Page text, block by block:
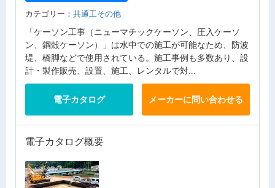
カテゴリー： 共通工その他
「ケーソン工事（ニューマチックケーソン、圧入ケーソ
ン、鋼殻ケーソン）」は水中での施工が可能なため、防波
堤、橋脚などで使用されている。施工事例も多数あり、設
計・製作販売、設置、施工、レンタルで対...
電子カタログ メーカーに問い合わせる
電子カタログ概要